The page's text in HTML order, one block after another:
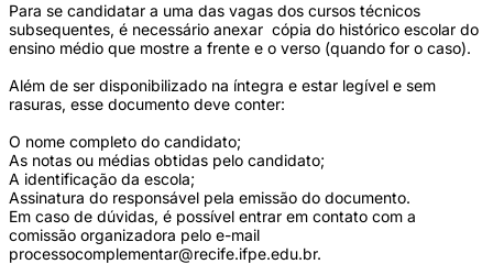
Para se candidatar a uma das vagas dos cursos técnicos
subsequentes, é necessário anexar cópia do histórico escolar do
ensino médio que mostre a frente e o verso (quando for o caso).
Além de ser disponibilizado na íntegra e estar legível e sem
rasuras, esse documento deve conter:
O nome completo do candidato;
As notas ou médias obtidas pelo candidato;
A identificação da escola;
Assinatura do responsável pela emissão do documento.
Em caso de dúvidas, é possível entrar em contato com a
comissão organizadora pelo e-mail
processocomplementar@recife.ifpe.edu.br.